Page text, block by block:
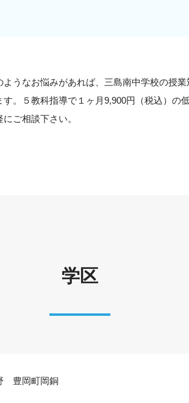
うなお悩みがあれば、三島南中学校の授
。５教科指導で１ヶ月9,900円（税込）の
ご相談下さい。
学区
豊岡町岡銅